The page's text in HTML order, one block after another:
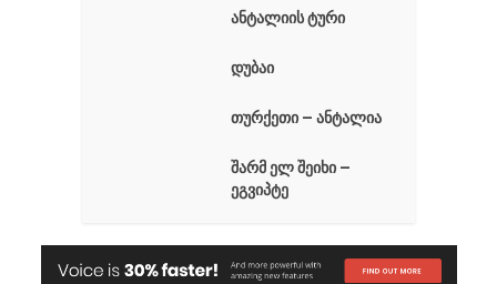
ანტალიის ტური
დუბაი
თურქეთი – ანტალია
შარმ ელ შეიხი –
ეგვიპტე